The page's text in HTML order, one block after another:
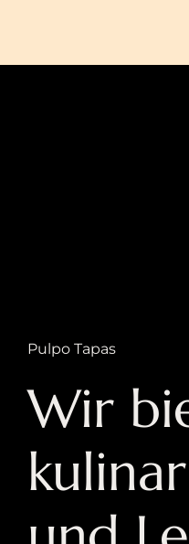
Pulpo Tapas
Wir